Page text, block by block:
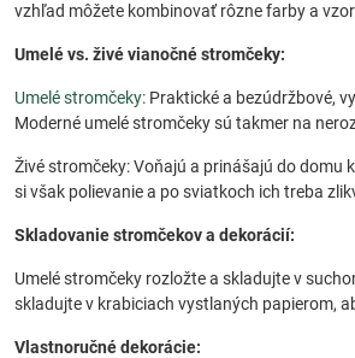
vzhľad môžete kombinovať rôzne farby a
Umelé vs. živé vianočné stromčeky:
Umelé stromčeky: Praktické a bezúdržbové,
Moderné umelé stromčeky sú takmer na
Živé stromčeky: Voňajú a prinášajú do domu
si však polievanie a po sviatkoch ich treba
Skladovanie stromčekov a dekorácií:
Umelé stromčeky rozložte a skladujte v
skladujte v krabiciach vystlaných papierom,
Vlastnoručné dekorácie: